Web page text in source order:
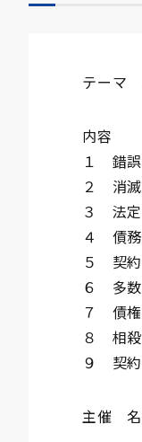
テーマ
内容
１ 錯誤
２ 消
３ 法
４ 債務
５ 契
６ 多数
７ 債権
８ 相殺
９ 契約
主催 名